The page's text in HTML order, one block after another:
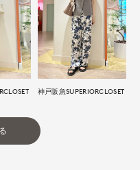
神戸阪急SUPERIORCLOSET